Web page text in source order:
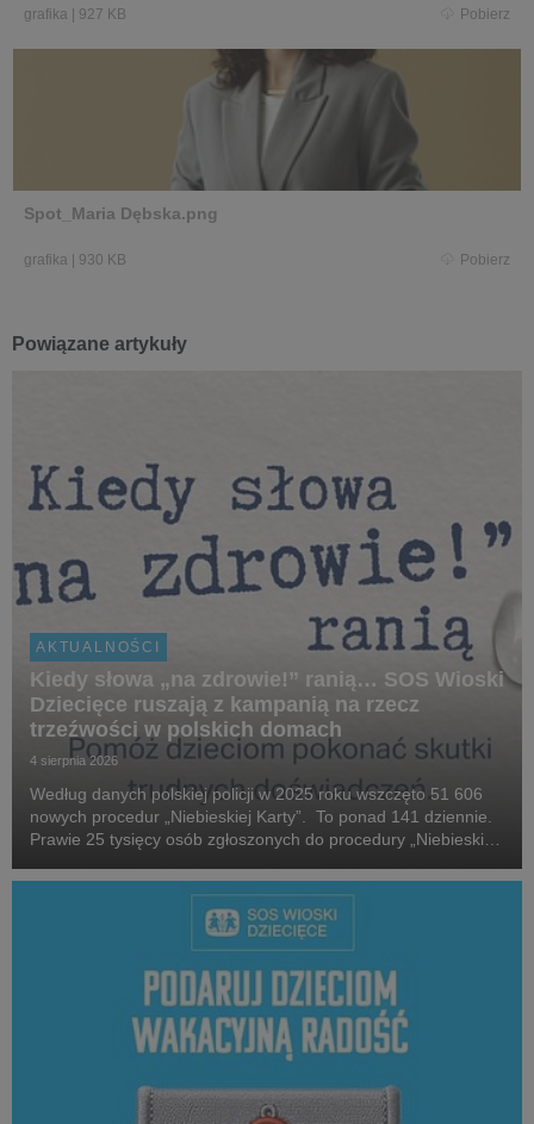
grafika 927 KB Pobierz
Spot_Maria Dębska.png
grafika 930 KB Pobierz
Powiązane artykuły
AKTUALNOŚCI
Kiedy słowa „na zdrowie!” ranią… SOS Wioski
Dziecięce ruszają z kampanią na rzecz
trzeźwości w polskich domach
4 sierpnia 2026
Według danych polskiej policji w 2025 roku wszczęto 51 606
nowych procedur „Niebieskiej Karty”. To ponad 141 dziennie.
Prawie 25 tysięcy osób zgłoszonych do procedury „Niebieskiej
pod wpływem alkoholu. W 2025 roku...